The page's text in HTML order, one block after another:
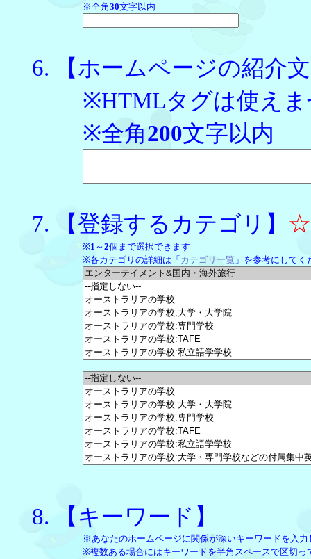
※全角30文字以内
【ホームページの紹介
※HTMLタグは使え
※全角200文字以内
【登録するカテゴリ】 ☆
※1 ～2個まで選択できます
※各カテゴリの詳細は「 カテゴリ一覧 」を参考にしてく
【キーワード】
※あなたのホームページに関係が深いキーワードを入力
※複数ある場合にはキーワードを半角スペースで区切っ